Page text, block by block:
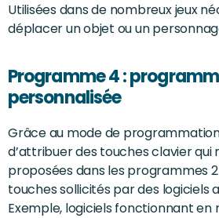
Utilisées dans de nombreux jeux
déplacer un objet ou un
Programme 4 :
personnalisée
Grâce au mode de
d’attribuer des touches clavier qui
proposées dans les programmes
touches sollicités par des logiciels
Exemple, logiciels fonctionnant en